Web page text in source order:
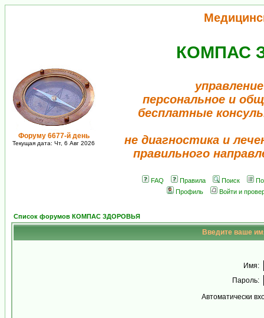
Форуму 6677-й день
Текущая дата: Чт, 6 Авг 2026
КОМПАС
персональное и
бесплатные
не диагностика и
правильного
FAQ Правила Поиск
Профиль
Войти и
Список форумов КОМПАС ЗДОРОВЬЯ
Введите ваше
Имя:
Пароль:
Автоматически